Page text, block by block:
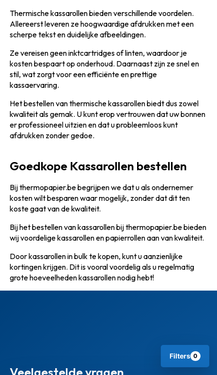
Thermische kassarollen bieden verschillende voordelen.
Allereerst leveren ze hoogwaardige afdrukken met een
scherpe tekst en duidelijke afbeeldingen.
Ze vereisen geen inktcartridges of linten, waardoor je
kosten bespaart op onderhoud. Daarnaast zijn ze snel en
stil, wat zorgt voor een efficiënte en prettige
kassaervaring.
Het bestellen van thermische kassarollen biedt dus zowel
kwaliteit als gemak. U kunt erop vertrouwen dat uw bonnen
er professioneel uitzien en dat u probleemloos kunt
afdrukken zonder gedoe.
Goedkope Kassarollen bestellen
Bij thermopapier.be begrijpen we dat u als ondernemer
kosten wilt besparen waar mogelijk, zonder dat dit ten
koste gaat van de kwaliteit.
Bij het bestellen van kassarollen bij thermopapier.be bieden
wij voordelige kassarollen en papierrollen aan van kwaliteit.
Door kassarollen in bulk te kopen, kunt u aanzienlijke
kortingen krijgen. Dit is vooral voordelig als u regelmatig
grote hoeveelheden kassarollen nodig hebt!
Filters 0